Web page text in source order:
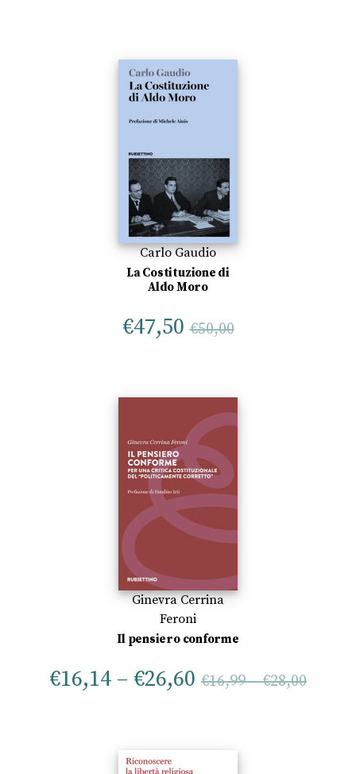
Carlo Gaudio
La Costituzione di
Aldo Moro
€47,50 €50,00
Ginevra Cerrina
Feroni
Il pensiero conforme
€16,14 – €26,60 €16,99–€28,00